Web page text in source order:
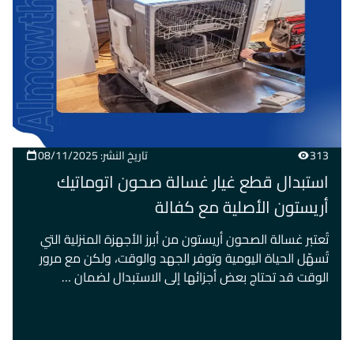
313 تاريخ النشر: 08/11/2025
استبدال قطع غيار غسالة صحون اتوماتيك
أريستون الأصلية مع كفالة
تُعتبر غسالة الصحون أريستون من أبرز الأجهزة المنزلية التي
تُسهّل الحياة اليومية وتوفر الجهد والوقت، ولكن مع مرور
الوقت قد تحتاج بعض أجزائها إلى الاستبدال لضمان …